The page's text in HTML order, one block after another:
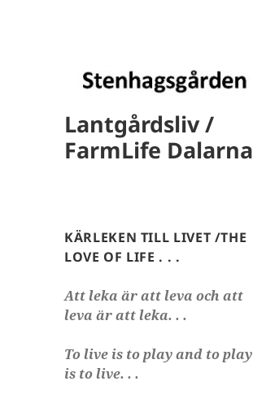
Lantgårdsliv /
FarmLife Dalarna
KÄRLEKEN TILL LIVET /THE
LOVE OF LIFE . . .
Att leka är att leva och att
leva är att leka. . .
To live is to play and to play
is to live. . .